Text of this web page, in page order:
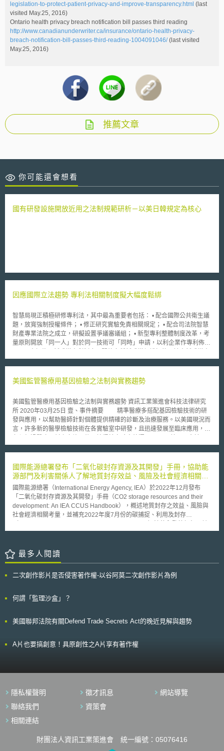
legislation-to-protect-patient-privacy-and-improve-transparency.html (last
visited May.25, 2016)
Ontario health privacy breach notification bill passes third reading
http://www.canadianunderwriter.ca/insurance/ontario-health-privacy-
breach-notification-bill-passes-third-reading-1004091046/(last visited
May.25, 2016)
推薦文章
你可能還會想看
國有研發設施開放近用之法制規範研析－以美日韓規定為核心
因應國際立法趨勢 專利法相關制度擬大幅度鬆綁
智慧局現正積極研修專利法，其中最為重要者包括： • 配合國際公共衛生議
題，放寬強制授權條件； • 修正研究實驗免責相關規定； • 配合司法院智慧
財產專業法院之成立，研擬設置爭議審議組； • 新型專利整體制度改革，考
量原則開放「同一人」對於同一技術可「同時」申請，以利企業作專利佈
利保護範圍，以期帶動台灣文化創意及工業設計產業發展。 由於專利
酌國際立法趨勢為整體思考，以期建立更完善之專利制度。其中，針對新型
會，聽取各界意見，尋求共識。 在新型專利整體制度改革部分，智慧
局擬考量原則開放「同一人」對於同一技術可「同時」申請，以提供更多權
益保障，以利企業作專利佈局。因此，企業一方面可取新型形式審查之便利
領證，一方面也可取發明專利實體審查權利較穩定，而且二者前後接續。
繳納。根據前開規定，專利權人超過年費繳納期限，得於到期後六個月內加
倍補繳年費，但專利權人超過一日與超過五個月，同樣都須加倍補繳，二者
顯然有所失衡，因此，這次修法預備採取比率加繳制度，也就是說，依照超
過的期限多寡，比率補繳，並非一率加倍補繳。 另外，超過六個月補
繳期後，依照現行 專利法第６６條第３款 規定，專利權當然消滅，只有在
專利權人超過期限未繳年費是因具有不可抗力事由時，才能依 專利法第１
７條第２項 申請回復原狀，但是，一些專利權人超過繳費期限，並非因為
具有不可抗力事由，而是具有正當理由，若因此而喪失專利權，顯非專利法
權人之權益。 針對外文本提出申請取得申請日部分，現行 專利法第２
５條第４項 規定，專利申請案允許申請人先以外文說明書提出申請，嗣後
外文本種類繁多，是否與中文譯本相符，認定上有困難。智慧局這次修正，
美國監管醫療用基因檢驗之法制與實務趨勢
美國監管醫療用基因檢驗之法制與實務趨勢 資訊工業策進會科技法律研究
所 2020年03月25日 壹、事件摘要 精準醫療多搭配基因檢驗技術的研
發與應用，以幫助醫師針對個體提供精確的診斷及治療服務。以美國現況而
言，許多新的醫學檢驗技術在各實驗室中研發，且迅速發展至臨床應用，但
1976年修正《聯邦食品藥物與化妝法（Federal Food, Drug, and Cosmetic
藥物管理署（Food and Drug Administration, FDA）便宣佈對實驗室自行研
發之檢驗技術（Laboratory Developed Tests, LDTs）行使「自由裁量權」
外，讓實驗室內LDTs的應用可享較為寬鬆的空間[1] 。 換句話說，由於
典型之LDTs僅為實驗室內部使用，且測試方式簡易，需求量亦不高，可由
「醫療保險與醫療補助服務中心」（The Center for Medicare & Medicaid
service, CMS）依據《臨床實驗室改進修正案（Clinical Laboratory
室往往獨立於醫療服務機構（Healthcare Delivery Entity）之外，而依賴於
許多高科技的儀器、軟體來產生結果及解釋，增加了許多以往沒有的風險；
其商業模式也已經大幅的改變，已經大量製造、用於直接的臨床診斷決策上
重點說明 FDA近年來加強基因檢驗風險監管之具體行動，包括LDTs監
指引草案 美國FDA曾於2014年公布兩項指導文件，分別為「實驗室自
行研發檢驗方法監管架構指引草案[4]」以及「實驗室自行研發檢驗技術須執
案）。LDTs監管架構指引草案希望提升LDTs的規管密度，並規劃將LDTs分
受到各臨床實驗室、醫療單位、病人與傳統體外診斷試劑製造商、政府部門
願，使得實驗檢驗技術、方法與應用停滯，並耗費大量的人力與金錢成本。
容，但會尋求更加全面的立法解決方案[6]。歸納各界對指引草案之看法，顯
示對LDTs的額外監督是必要的，但對於如何監管則有不同看法，未來主管
機關應基於下列原則，提出符合科學證據、經濟效益並兼顧臨床安全性之管
理方案，重點摘述如下： （一）以風險等級為基礎，並分階段實施監督
之後的四年內將分階段要求LDTs逐步進行上市前審查，第一年實驗室
國際能源總署發布「二氧化碳封存資源及其開發」手冊，協助能
源部門及利害關係人了解地質封存效益、風險及社會經濟相關考
量
國際能源總署（International Energy Agency, IEA）於2022年12月發布
「二氧化碳封存資源及其開發」手冊（CO2 storage resources and their
development: An IEA CCUS Handbook），概述地質封存之效益、風險與
社會經濟相關考量，並補充2022年度7月份的碳捕捉、利用及封存
手冊架構可分為九個章節，重要章節包含：碳封存資源概述、碳封存開發生
私營部門。 由於CCUS涉及複雜管理及營運模式，IEA為決策者確立五個總
體行動，簡述如下：（1）識別封存資源並提供必要資料：現有的地質資料
資訊。（2）確保法律與管制框架符合CCUS需求：政府應全面盤點既有法
立明確與適當的許可流程、地下孔隙空間的所有權、案場管理要求（如監
勵措施（如獎勵資金、稅收抵免、可交易的憑證、鼓勵降低成本的創新計
者時常面臨發展尚未成熟的開發環境或法制體系，因此建議政府得給予先驅
者特定的獎勵措施。（5）支持發展CCUS的技術、專業能力：鼓勵石化與
最多人閱讀
二次創作影片是否侵害著作權-以谷阿莫二次創作影片為例
何謂「監理沙盒」？
美國聯邦法院有關Defend Trade Secrets Act的晚近見解與趨勢
A片也要搞創意！具原創性之A片享有著作權
隱私權聲明 徵才訊息
網站導覽
聯絡我們
資策會
相關連結
財團法人資訊工業策進會 統一編號：05076416